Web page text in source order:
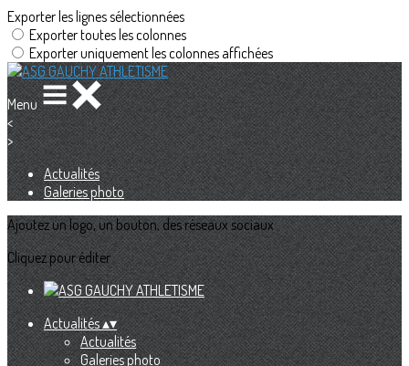
Exporter les lignes sélectionnées
Exporter toutes les colonnes
Exporter uniquement les colonnes affichées
Menu
<
>
Actualités
Galeries photo
Ajoutez un logo, un bouton, des réseaux sociaux
Cliquez pour éditer
Actualités▴▾
Actualités
Galeries photo